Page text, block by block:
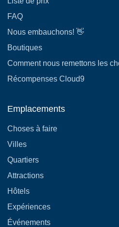
FAQ
Nous embauchons! 👋
Boutiques
Comment nous remettons les
Récompenses Cloud9
Emplacements
Choses à faire
Villes
Quartiers
Attractions
Hôtels
Expériences
Événements